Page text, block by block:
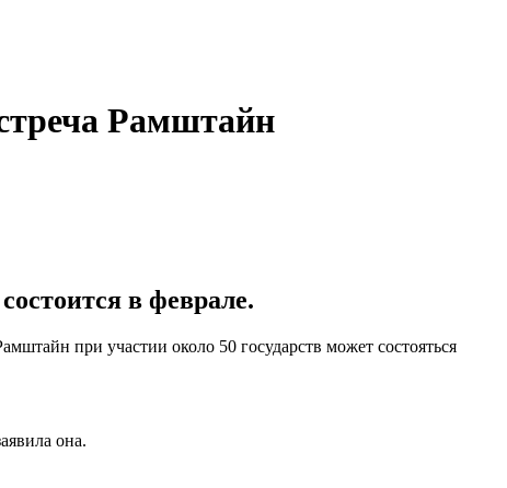
Рамштайн
в феврале.
при участии около 50 государств может состояться
она.